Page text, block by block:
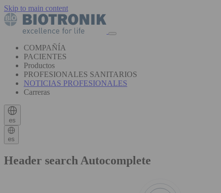
Skip to main content
COMPAÑÍA
PACIENTES
Productos
PROFESIONALES SANITARIOS
NOTICIAS PROFESIONALES
Carreras
es
es
Header search Autocomplete